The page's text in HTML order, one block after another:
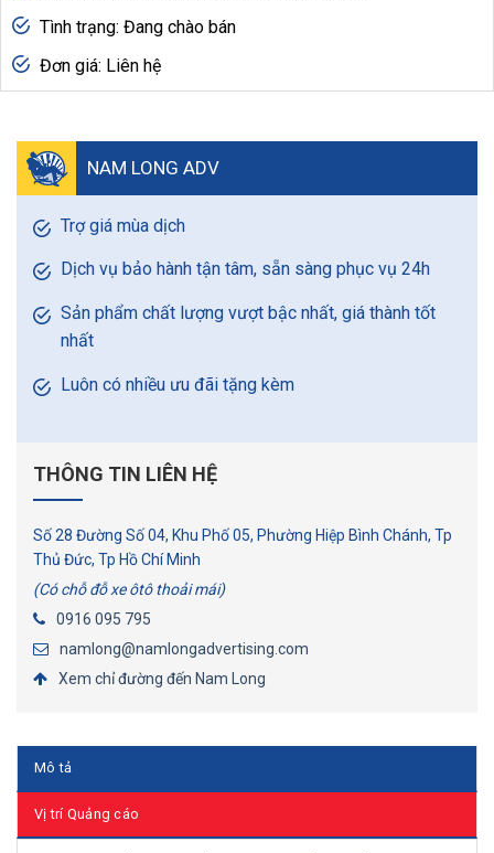
Tình trạng: Đang chào bán
Đơn giá: Liên hệ
NAM LONG ADV
Trợ giá mùa dịch
Dịch vụ bảo hành tận tâm, sẵn sàng phục vụ 24h
Sản phẩm chất lượng vượt bậc nhất, giá thành tốt
nhất
Luôn có nhiều ưu đãi tặng kèm
THÔNG TIN LIÊN HỆ
Số 28 Đường Số 04, Khu Phố 05, Phường Hiệp Bình Chánh, Tp
Thủ Đức, Tp Hồ Chí Minh
(Có chỗ đỗ xe ôtô thoải mái)
0916 095 795
namlong@namlongadvertising.com
Xem chỉ đường đến Nam Long
Mô tả
Vị trí Quảng cáo